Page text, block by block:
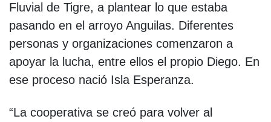
Fluvial de Tigre, a plantear lo que estaba
pasando en el arroyo Anguilas. Diferentes
personas y organizaciones comenzaron a
apoyar la lucha, entre ellos el propio Diego. En
ese proceso nació Isla Esperanza.
“La cooperativa se creó para volver al